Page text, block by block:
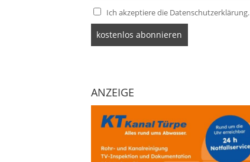
Ich akzeptiere die Datenschutzerklärung.
ANZEIGE